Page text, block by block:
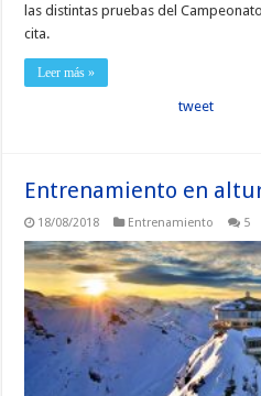
las distintas pruebas del
cita.
Leer más »
tweet
Entrenamiento en
18/08/2018 Entrenamiento 5